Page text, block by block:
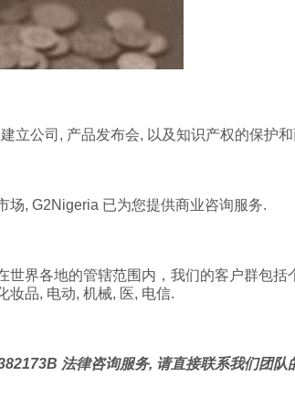
公司, 产品发布会, 以及知识产权的保护和
场, G2Nigeria 已为您提供商业咨询服务.
界各地的管辖范围内，我们的客户群包
妆品, 电动, 机械, 医, 电信.
法律咨询服务, 请直接联系我们团